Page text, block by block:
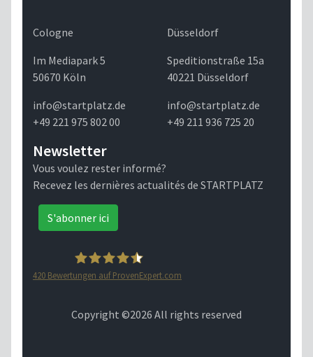
Cologne
Im Mediapark 5
50670 Köln
info@startplatz.de
+49 221 975 802 00
Düsseldorf
Speditionstraße 15a
40221 Düsseldorf
info@startplatz.de
+49 211 936 725 20
Newsletter
Vous voulez rester informé?
Recevez les dernières actualités de STARTPLATZ
S'abonner ici
420 Bewertungen auf ProvenExpert.com
Copyright ©2026 All rights reserved